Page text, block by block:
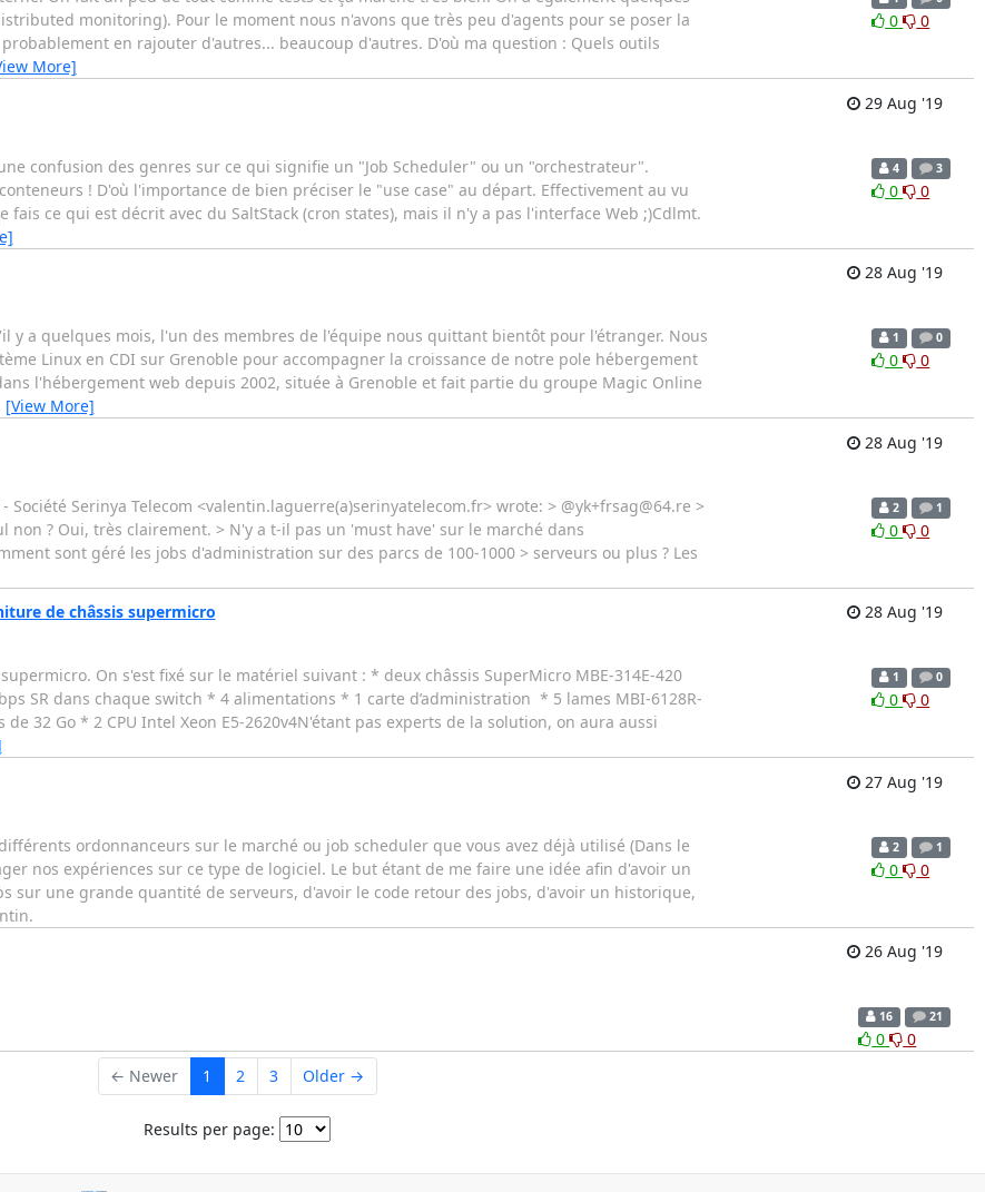
monitoring). Pour le moment nous n'avons que très peu d'agents pour se poser la
en rajouter d'autres... beaucoup d'autres. D'où ma question : Quels outils
More]
0 0
29 Aug '19
confusion des genres sur ce qui signifie un "Job Scheduler" ou un "orchestrateur".
! D'où l'importance de bien préciser le "use case" au départ. Effectivement au vu
ce qui est décrit avec du SaltStack (cron states), mais il n'y a pas l'interface Web ;)Cdlmt.
4 3
0 0
28 Aug '19
y a quelques mois, l'un des membres de l'équipe nous quittant bientôt pour l'étranger. Nous
Linux en CDI sur Grenoble pour accompagner la croissance de notre pole hébergement
l'hébergement web depuis 2002, située à Grenoble et fait partie du groupe Magic Online
[View More]
1 0
0 0
28 Aug '19
- Société Serinya Telecom <valentin.laguerre(a)serinyatelecom.fr> wrote: > @yk+frsag@64.re >
non ? Oui, très clairement. > N'y a t-il pas un 'must have' sur le marché dans
sont géré les jobs d'administration sur des parcs de 100-1000 > serveurs ou plus ? Les
2 1
0 0
de châssis supermicro
28 Aug '19
On s'est fixé sur le matériel suivant : * deux châssis SuperMicro MBE-314E-420
SR dans chaque switch * 4 alimentations * 1 carte d’administration * 5 lames MBI-6128R-
32 Go * 2 CPU Intel Xeon E5-2620v4N'étant pas experts de la solution, on aura aussi
1 0
0 0
27 Aug '19
ordonnanceurs sur le marché ou job scheduler que vous avez déjà utilisé (Dans le
nos expériences sur ce type de logiciel. Le but étant de me faire une idée afin d'avoir un
sur une grande quantité de serveurs, d'avoir le code retour des jobs, d'avoir un historique,
2 1
0 0
26 Aug '19
16 21
0
0
← Newer
1 2 3 Older →
Results per page: